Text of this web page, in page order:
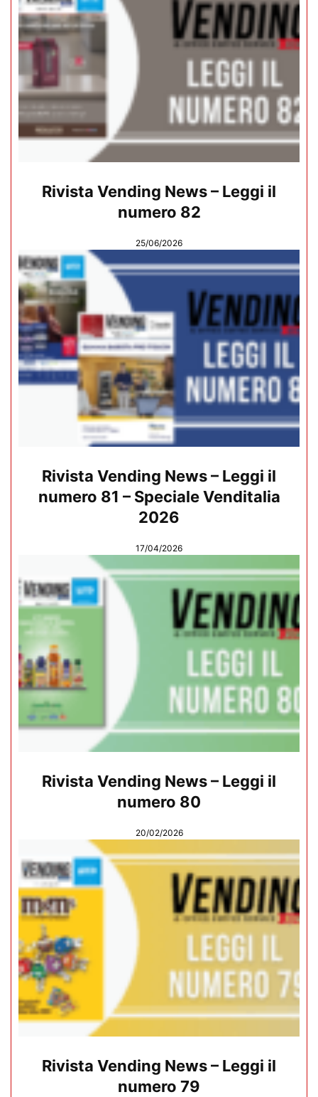
Rivista Vending News – Leggi il
numero 82
25/06/2026
Rivista Vending News – Leggi il
numero 81 – Speciale Venditalia
2026
17/04/2026
Rivista Vending News – Leggi il
numero 80
20/02/2026
Rivista Vending News – Leggi il
numero 79